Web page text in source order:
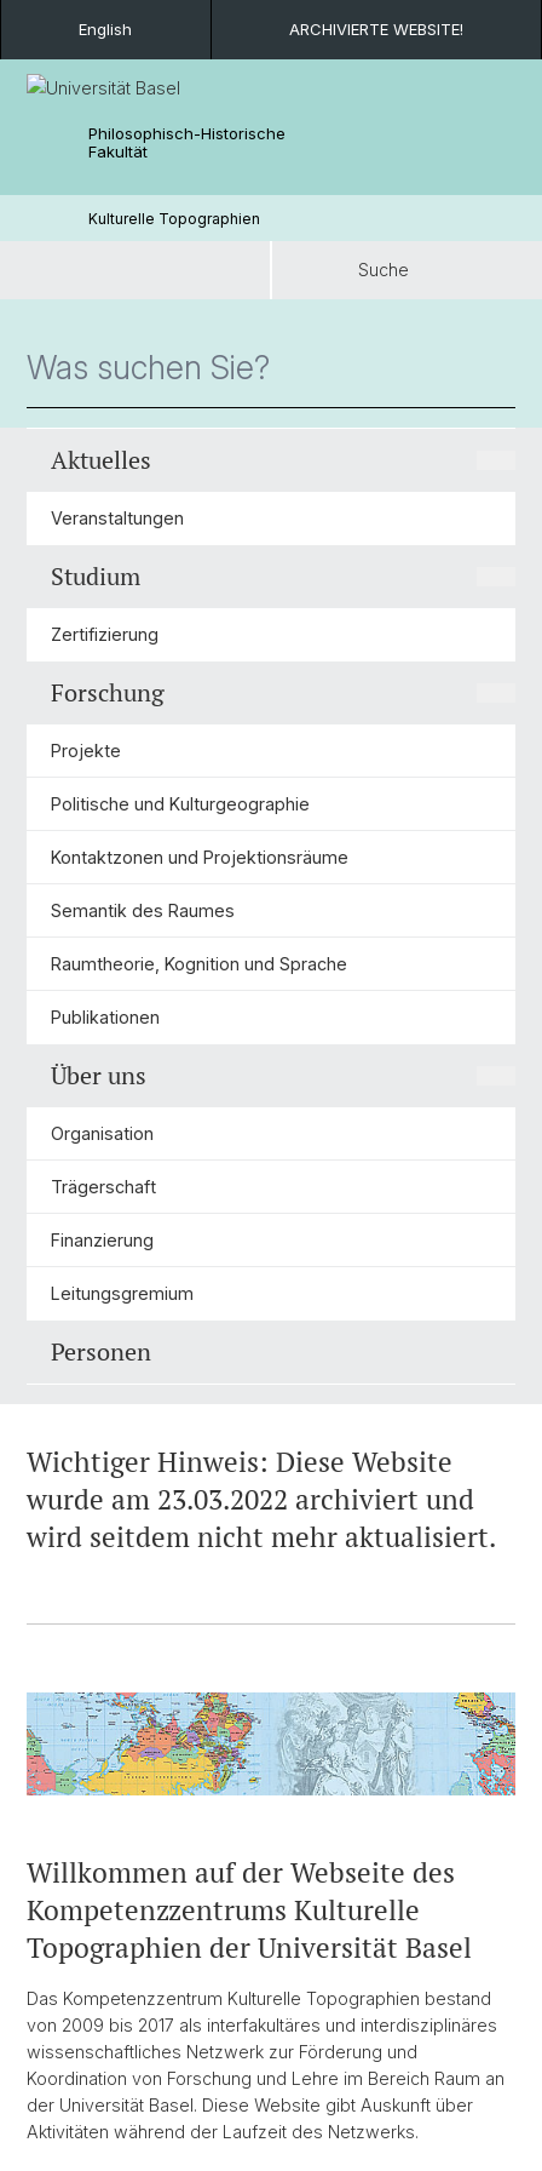
English ARCHIVIERTE WEBSITE!
Philosophisch-Historische
Fakultät
Kulturelle Topographien
Suche
Aktuelles
Veranstaltungen
Studium
Zertifizierung
Forschung
Projekte
Politische und Kulturgeographie
Kontaktzonen und Projektionsräume
Semantik des Raumes
Raumtheorie, Kognition und Sprache
Publikationen
Über uns
Organisation
Trägerschaft
Finanzierung
Leitungsgremium
Personen
Wichtiger Hinweis: Diese Website
wurde am 23.03.2022 archiviert und
wird seitdem nicht mehr aktualisiert.
Willkommen auf der Webseite des
Kompetenzzentrums Kulturelle
Topographien der Universität Basel
Das Kompetenzzentrum Kulturelle Topographien bestand
von 2009 bis 2017 als interfakultäres und interdisziplinäres
wissenschaftliches Netzwerk zur Förderung und
Koordination von Forschung und Lehre im Bereich Raum an
der Universität Basel. Diese Website gibt Auskunft über
Aktivitäten während der Laufzeit des Netzwerks.